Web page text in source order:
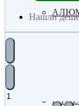
Нашли